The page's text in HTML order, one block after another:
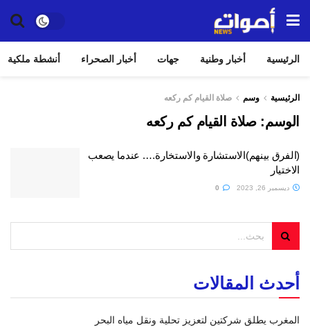
الرئيسية أخبار وطنية جهات أخبار الصحراء أنشطة ملكية
الرئيسية وسم صلاة القيام كم ركعه
الوسم:صلاة القيام كم ركعه
(الفرق بينهم)الاستشارة والاستخارة…. عندما يصعب
الاختيار
ديسمبر 26, 2023
أحدث المقالات
المغرب يطلق شركتين لتعزيز تحلية ونقل مياه البحر